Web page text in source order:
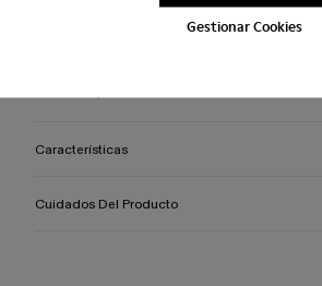
Gestionar Cookies
Zapatos de cordones en piel burdeos con
Características
Cuidados Del Producto